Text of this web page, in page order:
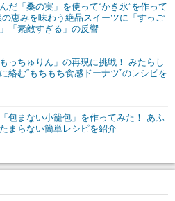
だ「桑の実」を使って“かき氷”を作って
恵みを味わう絶品スイーツに「すっご
「素敵すぎる」の反響
っちゅりん」の再現に挑戦！ みたらし
絡む“もちもち食感ドーナツ”のレシピを
包まない小籠包」を作ってみた！ あふ
まらない簡単レシピを紹介